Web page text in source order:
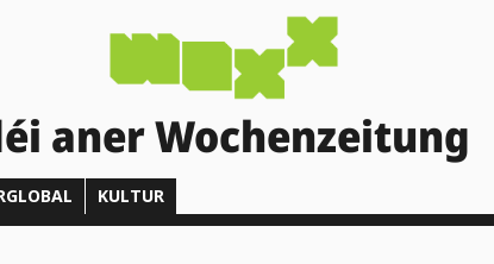
aner Wochenzeitung
KULTUR